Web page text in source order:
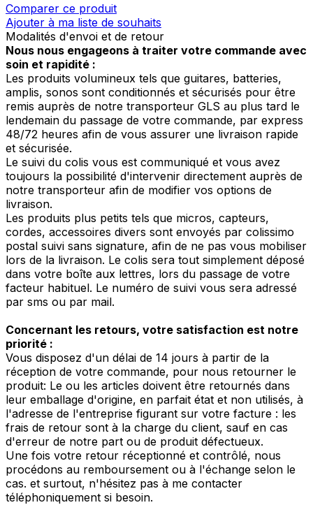
Comparer ce produit
Ajouter à ma liste de souhaits
Modalités d'envoi et de retour
Nous nous engageons à traiter votre commande avec
soin et rapidité :
Les produits volumineux tels que guitares, batteries,
amplis, sonos sont conditionnés et sécurisés pour être
remis auprès de notre transporteur GLS au plus tard le
lendemain du passage de votre commande, par express
48/72 heures afin de vous assurer une livraison rapide
et sécurisée.
Le suivi du colis vous est communiqué et vous avez
toujours la possibilité d'intervenir directement auprès de
notre transporteur afin de modifier vos options de
livraison.
Les produits plus petits tels que micros, capteurs,
cordes, accessoires divers sont envoyés par colissimo
postal suivi sans signature, afin de ne pas vous mobiliser
lors de la livraison. Le colis sera tout simplement déposé
dans votre boîte aux lettres, lors du passage de votre
facteur habituel. Le numéro de suivi vous sera adressé
par sms ou par mail.
Concernant les retours, votre satisfaction est notre
priorité :
Vous disposez d'un délai de 14 jours à partir de la
réception de votre commande, pour nous retourner le
produit: Le ou les articles doivent être retournés dans
leur emballage d'origine, en parfait état et non utilisés, à
l'adresse de l'entreprise figurant sur votre facture : les
frais de retour sont à la charge du client, sauf en cas
d'erreur de notre part ou de produit défectueux.
Une fois votre retour réceptionné et contrôlé, nous
procédons au remboursement ou à l'échange selon le
cas. et surtout, n'hésitez pas à me contacter
téléphoniquement si besoin.